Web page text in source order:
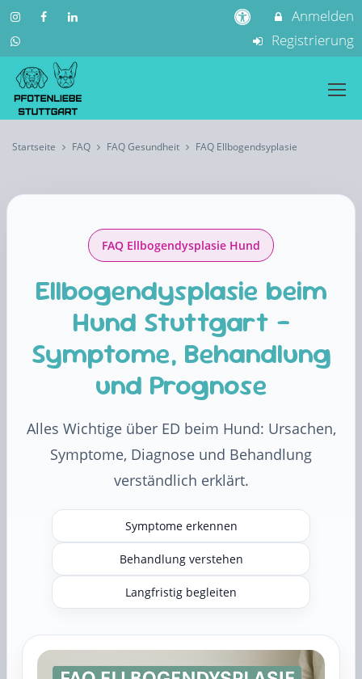
Anmelden
Registrierung
Startseite FAQ FAQ Gesundheit FAQ Ellbogendsyplasie
FAQ Ellbogendysplasie Hund
Ellbogendysplasie beim
Hund Stuttgart –
Symptome, Behandlung
und Prognose
Alles Wichtige über ED beim Hund: Ursachen,
Symptome, Diagnose und Behandlung
verständlich erklärt.
Symptome erkennen
Behandlung verstehen
Langfristig begleiten